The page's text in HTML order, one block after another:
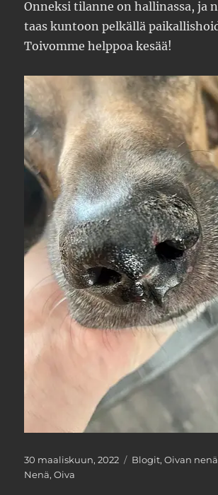
Onneksi tilanne on hallinassa, ja
taas kuntoon pelkällä
Toivomme helppoa kesää!
Julkaistu
30 maaliskuun, 2022 Kategoriat
Blogit,Oivan
Nenä,Oiva